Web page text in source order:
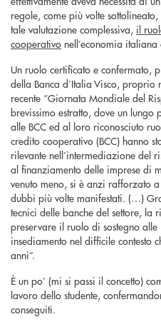
regole, come più volte
tale valutazione complessiva, il
cooperativo nell’economia
Un ruolo certificato e confermato,
della Banca d’Italia Visco, proprio
recente “Giornata Mondiale del
brevissimo estratto, dove un
alle BCC ed al loro riconosciuto
credito cooperativo (BCC) hanno
rilevante nell’intermediazione
al finanziamento delle imprese di
venuto meno, si è anzi rafforzato
dubbi più volte manifestati. (…)
tecnici delle banche del settore,
preservare il ruolo di sostegno
insediamento nel difficile contesto
anni”.
È un po’ (mi si passi il concetto)
lavoro dello studente,
conseguiti.